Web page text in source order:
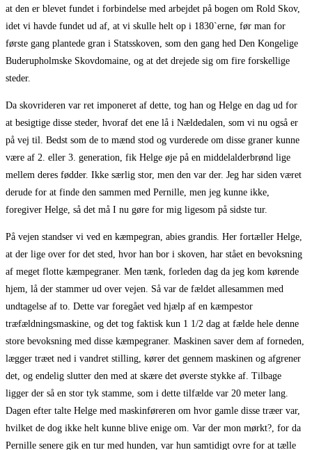
at den er blevet fundet i forbindelse med arbejdet på bogen om Rold Skov,
idet vi havde fundet ud af, at vi skulle helt op i 1830`erne, før man for
første gang plantede gran i Statsskoven, som den gang hed Den Kongelige
Buderupholmske Skovdomaine, og at det drejede sig om fire forskellige
steder.
Da skovrideren var ret imponeret af dette, tog han og Helge en dag ud for
at besigtige disse steder, hvoraf det ene lå i Nældedalen, som vi nu også er
på vej til. Bedst som de to mænd stod og vurderede om disse graner kunne
være af 2. eller 3. generation, fik Helge øje på en middelalderbrønd lige
mellem deres fødder. Ikke særlig stor, men den var der. Jeg har siden været
derude for at finde den sammen med Pernille, men jeg kunne ikke,
foregiver Helge, så det må I nu gøre for mig ligesom på sidste tur.
På vejen standser vi ved en kæmpegran, abies grandis. Her fortæller Helge,
at der lige over for det sted, hvor han bor i skoven, har stået en bevoksning
af meget flotte kæmpegraner. Men tænk, forleden dag da jeg kom kørende
hjem, lå der stammer ud over vejen. Så var de fældet allesammen med
undtagelse af to. Dette var foregået ved hjælp af en kæmpestor
træfældningsmaskine, og det tog faktisk kun 1 1/2 dag at fælde hele denne
store bevoksning med disse kæmpegraner. Maskinen saver dem af forneden,
lægger træet ned i vandret stilling, kører det gennem maskinen og afgrener
det, og endelig slutter den med at skære det øverste stykke af. Tilbage
ligger der så en stor tyk stamme, som i dette tilfælde var 20 meter lang.
Dagen efter talte Helge med maskinføreren om hvor gamle disse træer var,
hvilket de dog ikke helt kunne blive enige om. Var der mon mørkt?, for da
Pernille senere gik en tur med hunden, var hun samtidigt ovre for at tælle